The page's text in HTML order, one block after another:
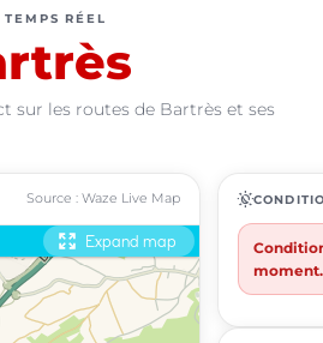
RÉEL
sur les routes de Bartrès et ses
Source : Waze Live Map routine
moment.